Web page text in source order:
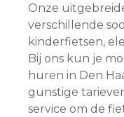
Onze
verschillende
kinderfietsen,
Bij ons kun je
huren in Den
gunstige
service om de